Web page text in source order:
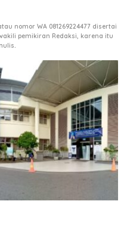
nomor WA 081269224477 disertai
pemikiran Redaksi, karena itu